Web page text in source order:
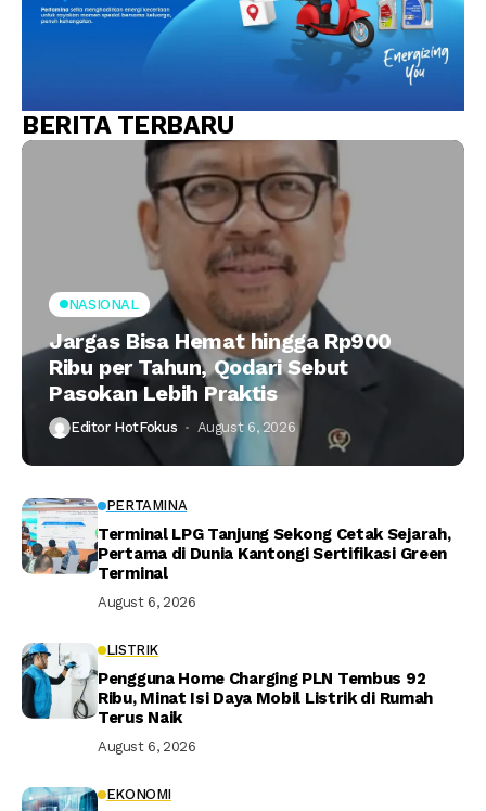
BERITA TERBARU
NASIONAL
Jargas Bisa Hemat hingga Rp900
Ribu per Tahun, Qodari Sebut
Pasokan Lebih Praktis
Editor HotFokus August 6, 2026
PERTAMINA
Terminal LPG Tanjung Sekong Cetak Sejarah,
Pertama di Dunia Kantongi Sertifikasi Green
Terminal
August 6, 2026
LISTRIK
Pengguna Home Charging PLN Tembus 92
Ribu, Minat Isi Daya Mobil Listrik di Rumah
Terus Naik
August 6, 2026
EKONOMI